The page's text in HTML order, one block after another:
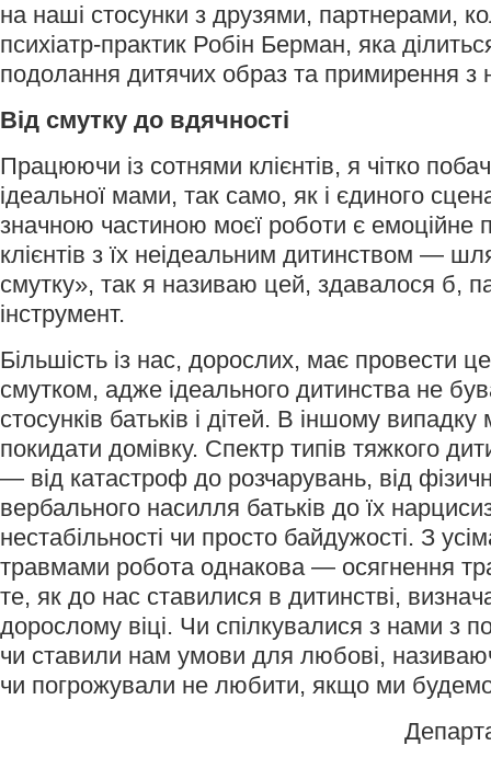
на наші стосунки з друзями, партнерами,
психіатр-практик Робін Берман, яка
подолання дитячих образ та примирення з
Від смутку до вдячності
Працюючи із сотнями клієнтів, я чітко
ідеальної мами, так само, як і єдиного
значною частиною моєї роботи є емоційне
клієнтів з їх неідеальним дитинством —
смутку», так я називаю цей, здавалося б,
інструмент.
Більшість із нас, дорослих, має провести
смутком, адже ідеального дитинства не
стосунків батьків і дітей. В іншому
покидати домівку. Спектр типів тяжкого
— від катастроф до розчарувань, від
вербального насилля батьків до їх
нестабільності чи просто байдужості. З
травмами робота однакова — осягнення
те, як до нас ставилися в дитинстві,
дорослому віці. Чи спілкувалися з нами з
чи ставили нам умови для любові,
чи погрожували не любити, якщо ми